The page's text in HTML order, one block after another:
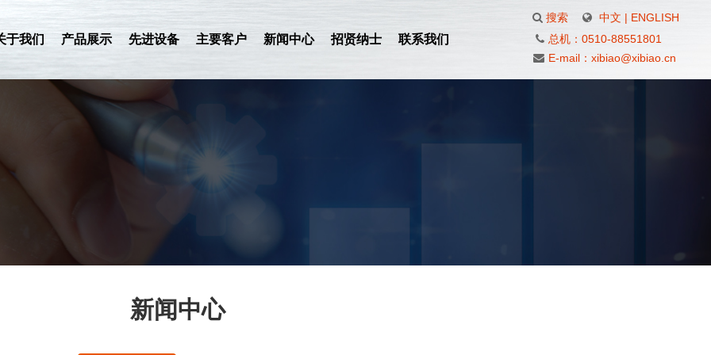
中文 | ENGLISH
总机：0510-88551801
E-mail：xibiao@xibiao.cn
搜索
于我们 产品展示 先进设备 主要客户 新闻中心 招贤纳士 联系我们
新闻中心